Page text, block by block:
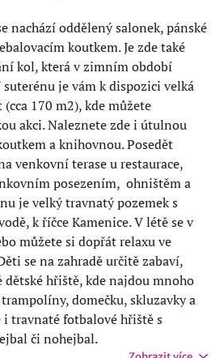
nachází oddělený salonek, pánské
koutkem. Je zde také
kol, která v zimním období
je vám k dispozici velká
170 m2), kde můžete
akci. Naleznete zde i útulnou
a knihovnou. Posedět
venkovní terase u restaurace,
posezením, ohništěm a
je velký travnatý pozemek s
k říčce Kamenice. V létě se v
můžete si dopřát relaxu ve
se na zahradě určitě zabaví,
hřiště, kde najdou mnoho
domečku, skluzavky a
i travnaté fotbalové hřiště s
či nohejbal.